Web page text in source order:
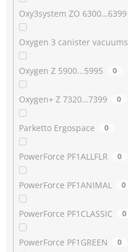
Oxy3system ZO 6300…6399
Oxygen 3 canister vacuums
Oxygen Z 5900...5995 0
Oxygen+ Z 7320…7399 0
Parketto Ergospace 0
PowerForce PF1ALLFLR 0
PowerForce PF1ANIMAL 0
PowerForce PF1CLASSIC 0
PowerForce PF1GREEN 0